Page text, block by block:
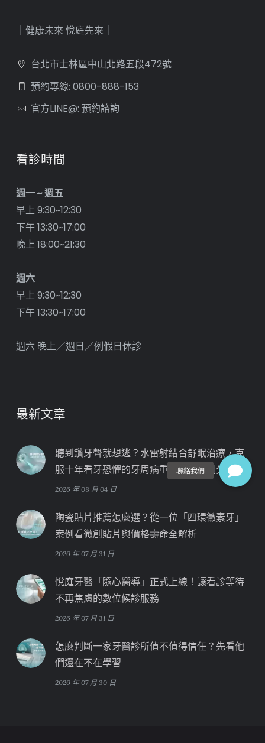
｜健康未來 悅庭先來｜
台北市士林區中山北路五段472號
預約專線: 0800-888-153
官方LINE@: 預約諮詢
看診時間
週一 ~ 週五
早上 9:30~12:30
下午 13:30~17:00
晚上 18:00~21:30
週六
早上 9:30~12:30
下午 13:30~17:00
週六 晚上／週日／例假日休診
最新文章
聽到鑽牙聲就想逃？水雷射結合舒眠治療，克
服十年看牙恐懼的牙周病重建真實案例分享
2026 年 08 月 04 日
陶瓷貼片推薦怎麼選？從一位「四環黴素牙」
案例看微創貼片與價格壽命全解析
2026 年 07 月 31 日
悅庭牙醫「隨心嚮導」正式上線！讓看診等待
不再焦慮的數位候診服務
2026 年 07 月 31 日
怎麼判斷一家牙醫診所值不值得信任？先看他
們還在不在學習
2026 年 07 月 30 日